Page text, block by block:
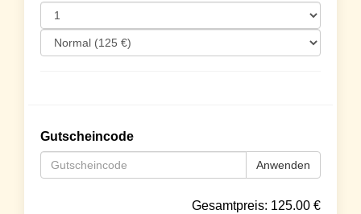
Gutscheincode
Anwenden
Gesamtpreis: 125.00 €